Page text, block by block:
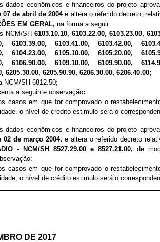
dados econômicos e financeiros do projeto
07 de abril de 2004e altera o referido decreto,
EM GERAL,na forma a seguir:
NCM/SH 6103.10.10, 6103.22.00, 6103.23.00,
6103.39.00, 6103.41.00, 6103.42.00,
6104.23.00, 6105.10.00, 6105.20.00,
6106.90.00, 6109.10.00, 6109.90.00,
6205.30.00, 6205.90.90, 6206.30.00, 6206.40.00;
NCM/SH 6812.50;
a seguinte observação:
casos em que for comprovado o
o nível de crédito estimulo será o
dados econômicos e financeiros do projeto
02 de março 2004,e altera o referido decreto
- NCM/SH 8527.29.00 e 8527.21.00, de
casos em que for comprovado o
o nível de crédito estimulo será o
DE 2017